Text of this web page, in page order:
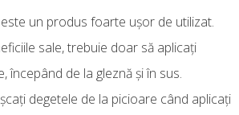
un produs foarte ușor de utilizat.
sale, trebuie doar să aplicați
începând de la gleznă și în sus.
degetele de la picioare când aplicați